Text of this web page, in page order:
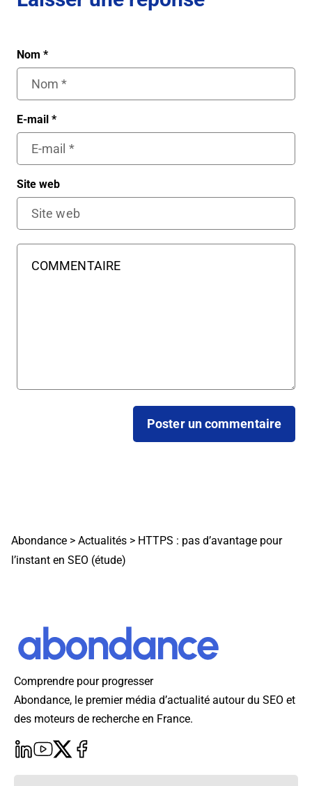
Nom *
E-mail *
Site web
Abondance > Actualités > HTTPS : pas d’avantage pour
l’instant en SEO (étude)
Comprendre pour progresser
Abondance, le premier média d’actualité autour du SEO et
des moteurs de recherche en France.